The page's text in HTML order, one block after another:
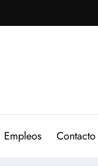
Empleos Contacto